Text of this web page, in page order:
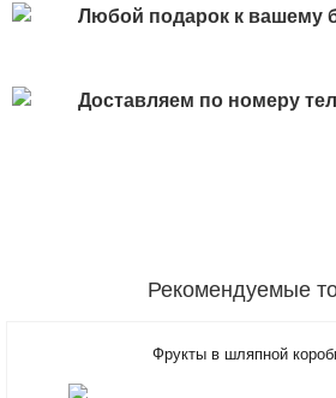
Любой подарок к вашему
Доставляем по номеру
Рекомендуемые
Фрукты в шляпной